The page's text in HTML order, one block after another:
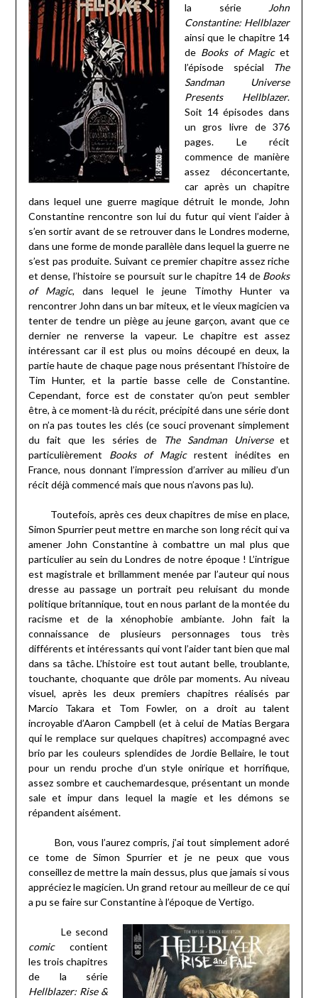
la série John
Constantine: Hellblazer
ainsi que le chapitre 14
de Books of Magicet
l’épisode spécial The
Sandman Universe
Presents Hellblazer.
Soit 14 épisodes dans
un gros livre de 376
pages. Le récit
commence de manière
assez déconcertante,
car après un chapitre
dans lequel une guerre magique détruit le monde, John
Constantine rencontre son lui du futur qui vient l’aider à
s’en sortir avant de se retrouver dans le Londres moderne,
dans une forme de monde parallèle dans lequel la guerre ne
s’est pas produite. Suivant ce premier chapitre assez riche
et dense, l’histoire se poursuit sur le chapitre 14 de Books
of Magic, dans lequel le jeune Timothy Hunter va
rencontrer John dans un bar miteux, et le vieux magicien va
tenter de tendre un piège au jeune garçon, avant que ce
dernier ne renverse la vapeur. Le chapitre est assez
intéressant car il est plus ou moins découpé en deux, la
partie haute de chaque page nous présentant l’histoire de
Tim Hunter, et la partie basse celle de Constantine.
Cependant, force est de constater qu’on peut sembler
être, à ce moment-là du récit, précipité dans une série dont
on n’a pas toutes les clés (ce souci provenant simplement
du fait que les séries de
The Sandman Universeet
particulièrement Books of Magicrestent inédites en
France, nous donnant l’impression d’arriver au milieu d’un
récit déjà commencé mais que nous n’avons pas lu).
Toutefois, après ces deux chapitres de mise en place,
Simon Spurrier peut mettre en marche son long récit qui va
amener John Constantine à combattre un mal plus que
particulier au sein du Londres de notre époque ! L’intrigue
est magistrale et brillamment menée par l’auteur qui nous
dresse au passage un portrait peu reluisant du monde
politique britannique, tout en nous parlant de la montée du
racisme et de la xénophobie ambiante. John fait la
connaissance de plusieurs personnages tous très
différents et intéressants qui vont l’aider tant bien que mal
dans sa tâche. L’histoire est tout autant belle, troublante,
touchante, choquante que drôle par moments. Au niveau
visuel, après les deux premiers chapitres réalisés par
Marcio Takara et Tom Fowler, on a droit au talent
incroyable d’Aaron Campbell (et à celui de Matias Bergara
qui le remplace sur quelques chapitres) accompagné avec
brio par les couleurs splendides de Jordie Bellaire, le tout
pour un rendu proche d’un style onirique et horrifique,
assez sombre et cauchemardesque, présentant un monde
sale et impur dans lequel la magie et les démons se
répandent aisément.
Bon, vous l’aurez compris, j’ai tout simplement adoré
ce tome de Simon Spurrier et je ne peux que vous
conseillez de mettre la main dessus, plus que jamais si vous
appréciez le magicien. Un grand retour au meilleur de ce qui
a pu se faire sur Constantine à l’époque de Vertigo.
Le second
comiccontient
les trois chapitres
de la série
Hellblazer: Rise &